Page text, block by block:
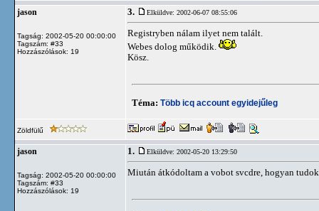
jason
Tagság: 2002-05-20 00:00:00
Tagszám: #33
Hozzászólások: 19
3. Elküldve: 2002-06-07 08:55:06
Registryben nálam ilyet nem talált.
Webes dolog működik.
Kösz.
Téma: Több icq account egyidejűleg
Zöldfülű
jason
Tagság: 2002-05-20 00:00:00
Tagszám: #33
Hozzászólások: 19
1. Elküldve: 2002-05-20 13:29:50
Miután átkódoltam a vobot svcdre, hogyan